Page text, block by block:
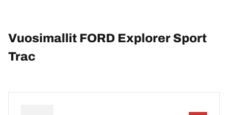
Vuosimallit FORD Explorer Sport
Trac